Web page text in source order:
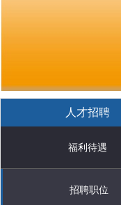
人才招聘
福利待遇
招聘职位